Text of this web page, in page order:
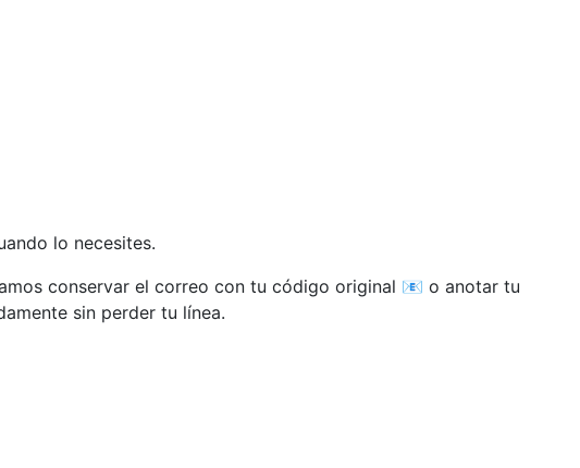
lo necesites.
conservar el correo con tu código original 📧 o anotar tu
sin perder tu línea.